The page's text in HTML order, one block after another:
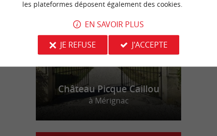
Château Picque Caillou
à Mérignac
les plateformes déposent également des cookies.
EN SAVOIR PLUS
JE REFUSE
J'ACCEPTE